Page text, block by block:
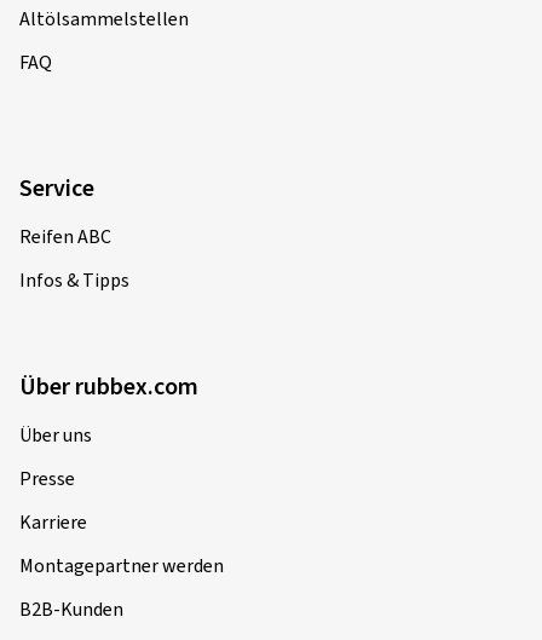
Altölsammelstellen
FAQ
Service
Reifen ABC
Infos & Tipps
Über rubbex.com
Über uns
Presse
Karriere
Montagepartner werden
B2B-Kunden